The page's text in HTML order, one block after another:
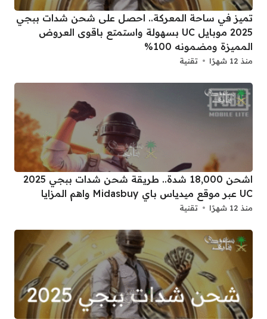
تميز في ساحة المعركة.. احصل على شحن شدات ببجي
2025 موبايل UC بسهولة واستمتع باقوى العروض
المميزة ومضمونه 100%
منذ 12 شهرًا تقنية
اشحن 18,000 شدة.. طريقة شحن شدات ببجي 2025
UC عبر موقع ميدياس باي Midasbuy واهم المزايا
منذ 12 شهرًا تقنية